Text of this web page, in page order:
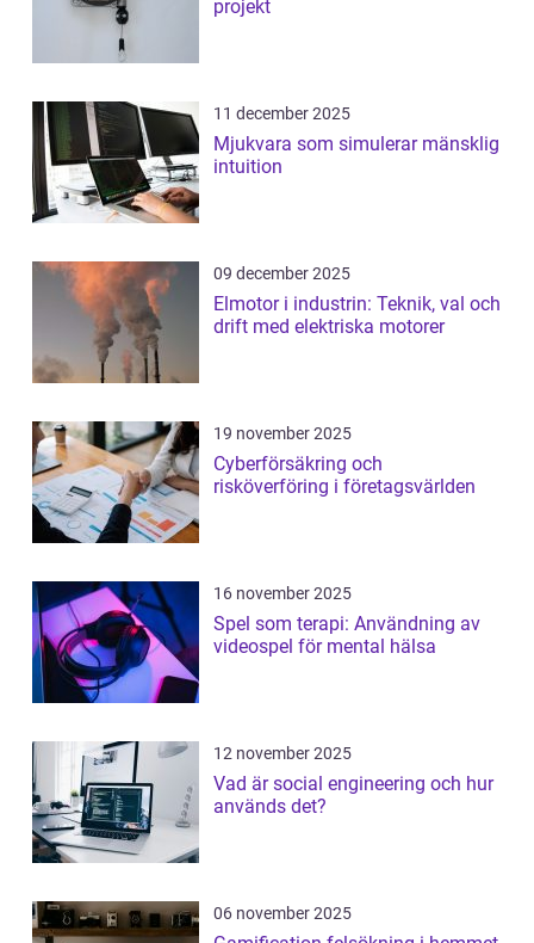
projekt
11 december 2025
Mjukvara som simulerar mänsklig
intuition
09 december 2025
Elmotor i industrin: Teknik, val och
drift med elektriska motorer
19 november 2025
Cyberförsäkring och
risköverföring i företagsvärlden
16 november 2025
Spel som terapi: Användning av
videospel för mental hälsa
12 november 2025
Vad är social engineering och hur
används det?
06 november 2025